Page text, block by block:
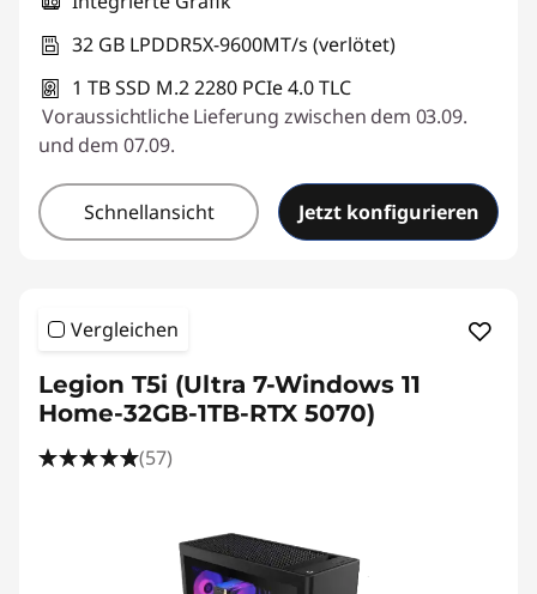
32 GB LPDDR5X-9600MT/s (verlötet)
1 TB SSD M.2 2280 PCIe 4.0 TLC
Voraussichtliche Lieferung zwischen dem 03.09.
und dem 07.09.
Schnellansicht Jetzt konfigurieren
Vergleichen
Legion T5i (Ultra 7-Windows 11
Home-32GB-1TB-RTX 5070)
(57)